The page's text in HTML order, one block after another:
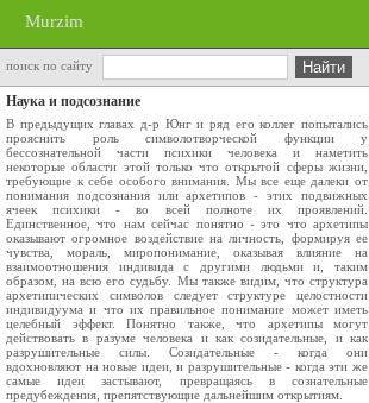
Murzim
поиск по сайту
Наука и подсознание
В предыдущих главах д-р Юнг и ряд его коллег попытались
прояснить роль символотворческой функции у
бессознательной части психики человека и наметить
некоторые области этой только что открытой сферы жизни,
требующие к себе особого внимания. Мы все еще далеки от
понимания подсознания или архетипов - этих подвижных
ячеек психики - во всей полноте их проявлений.
Единственное, что нам сейчас понятно - это что архетипы
оказывают огромное воздействие на личность, формируя ее
чувства, мораль, миропонимание, оказывая влияние на
взаимоотношения индивида с другими людьми и, таким
образом, на всю его судьбу. Мы также видим, что структура
архетипических символов следует структуре целостности
индивидуума и что их правильное понимание может иметь
целебный эффект. Понятно также, что архетипы могут
действовать в разуме человека и как созидательные, и как
разрушительные силы. Созидательные - когда они
вдохновляют на новые идеи, и разрушительные - когда эти же
самые идеи застывают, превращаясь в сознательные
предубеждения, препятствующие дальнейшим открытиям.